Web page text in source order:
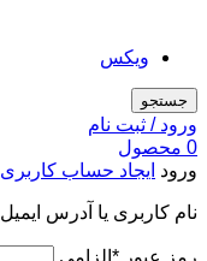
ویکس
جستجو
ورود / ثبت نام
0 محصول
ورود ایجاد حساب کاربری
نام کاربری یا آدرس ایمیل
رمز عبور * الزامی